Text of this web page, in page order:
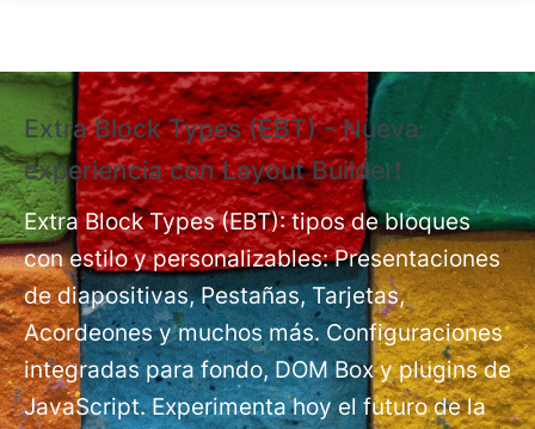
Extra Block Types (EBT) - Nueva
experiencia con Layout Builder❗
Extra Block Types (EBT): tipos de bloques
con estilo y personalizables: Presentaciones
de diapositivas, Pestañas, Tarjetas,
Acordeones y muchos más. Configuraciones
integradas para fondo, DOM Box y plugins de
JavaScript. Experimenta hoy el futuro de la